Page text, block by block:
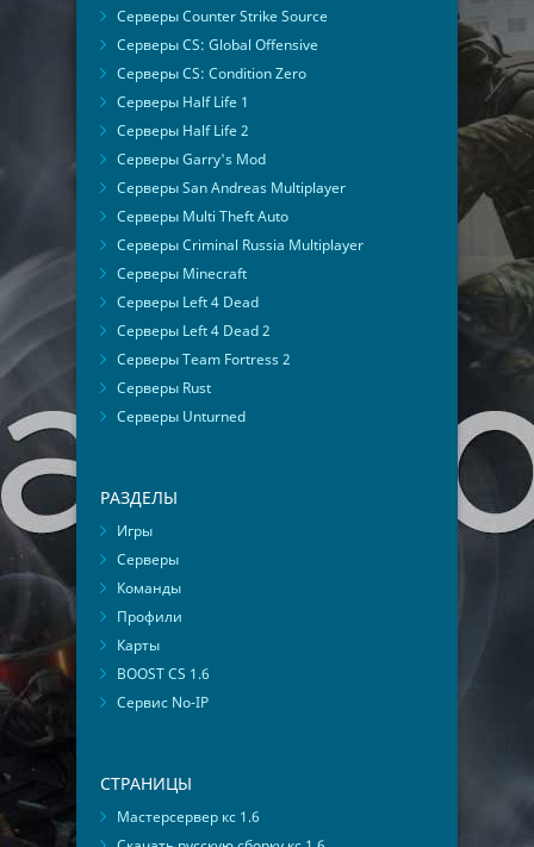
Серверы Counter Strike Source
Серверы CS: Global Offensive
Серверы CS: Condition Zero
Серверы Half Life 1
Серверы Half Life 2
Серверы Garry's Mod
Серверы San Andreas Multiplayer
Серверы Multi Theft Auto
Серверы Criminal Russia Multiplayer
Серверы Minecraft
Серверы Left 4 Dead
Серверы Left 4 Dead 2
Серверы Team Fortress 2
Серверы Rust
Серверы Unturned
РАЗДЕЛЫ
Игры
Серверы
Команды
Профили
Карты
BOOST CS 1.6
Сервис No-IP
СТРАНИЦЫ
Мастерсервер кс 1.6